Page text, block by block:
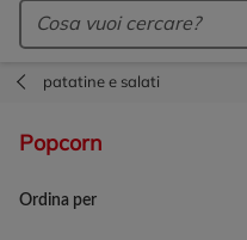
IL
patatine e salati
popcorn
Ordina per